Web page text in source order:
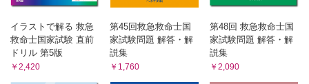
イラストで解る 救急
救命士国家試験 直前
ドリル 第5版
￥2,420
第45回救急救命士国
家試験問題 解答・解
説集
￥1,760
第48回 救急救命士国
家試験問題 解答・解
説集
￥2,090